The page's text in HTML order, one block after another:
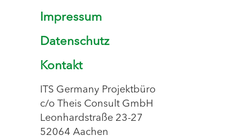
Impressum
Datenschutz
Kontakt
ITS Germany Projektbüro
c/o Theis Consult GmbH
Leonhardstraße 23-27
52064 Aachen